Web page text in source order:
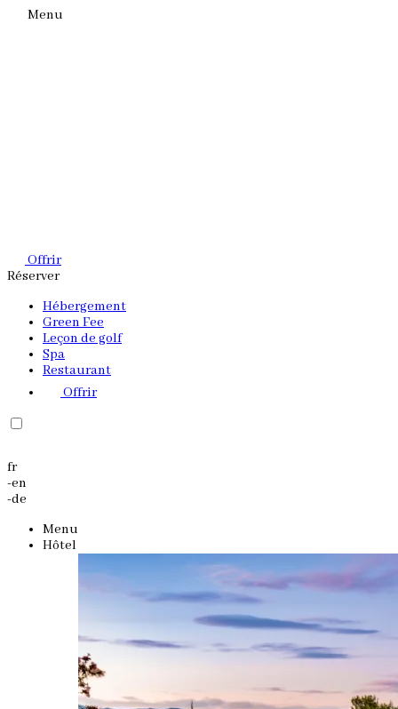
Menu
Offrir
Réserver
Hébergement
Green Fee
Leçon de golf
Spa
Restaurant
Offrir
fr
-en
-de
Menu
Hôtel